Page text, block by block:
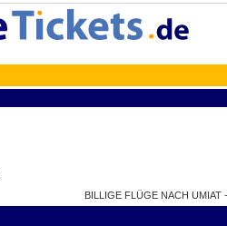
BILLIGE FLÜGE NACH UMIAT